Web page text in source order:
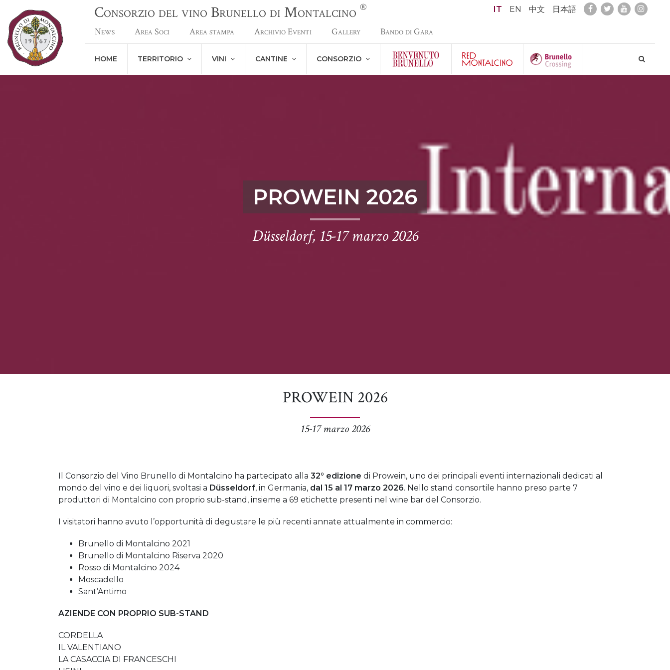
Consorzio del vino Brunello di Montalcino ® IT EN 中文 日本語
News Area Soci Area stampa Archivio Eventi Gallery Bando di Gara
HOME TERRITORIO VINI CANTINE CONSORZIO
PROWEIN 2026
Düsseldorf, 15-17 marzo 2026
PROWEIN 2026
15-17 marzo 2026
Il Consorzio del Vino Brunello di Montalcino ha partecipato alla 32° edizione di Prowein, uno dei principali eventi internazionali dedicati al
mondo del vino e dei liquori, svoltasi a Düsseldorf, in Germania, dal 15 al 17 marzo 2026. Nello stand consortile hanno preso parte 7
produttori di Montalcino con proprio sub-stand, insieme a 69 etichette presenti nel wine bar del Consorzio.
I visitatori hanno avuto l’opportunità di degustare le più recenti annate attualmente in commercio:
Brunello di Montalcino 2021
Brunello di Montalcino Riserva 2020
Rosso di Montalcino 2024
Moscadello
Sant’Antimo
AZIENDE CON PROPRIO SUB-STAND
CORDELLA
IL VALENTIANO
LA CASACCIA DI FRANCESCHI